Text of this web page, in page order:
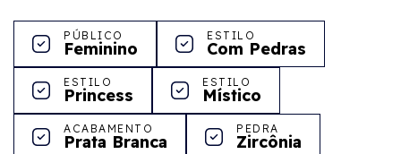
PÚBLICO
Feminino
ESTILO
Com Pedras
ESTILO
Princess
ESTILO
Místico
ACABAMENTO
Prata Branca
PEDRA
Zircônia